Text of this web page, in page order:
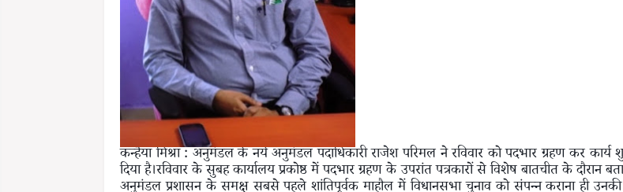
कन्हैया मिश्रा : अनुमंडल के नये अनुमंडल पदाधिकारी राजेश परिमल ने रविवार को पदभार ग्रहण कर कार्य
दिया है।रविवार के सुबह कार्यालय प्रकोष्ठ में पदभार ग्रहण के उपरांत पत्रकारों से विशेष बातचीत के दौरान